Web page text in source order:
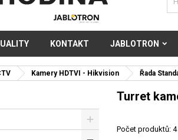
KONTAKT JABLOTRON
Kamery HDTVI - Hikvision Řada
Turret
Počet produktů: 4